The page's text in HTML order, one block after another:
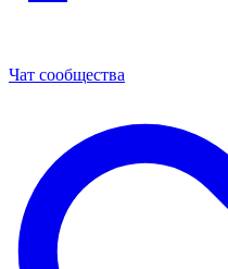
Чат сообщества